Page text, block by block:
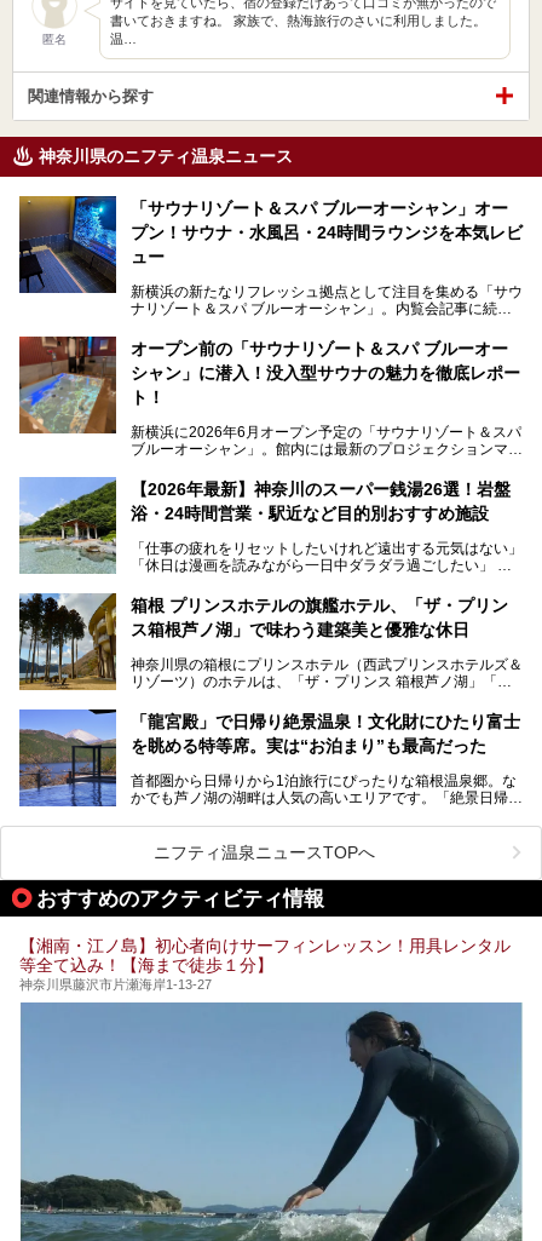
匿名
書いておきますね。 家族で、熱海旅行のさいに利用しました。
温…
関連情報から探す
神奈川県のニフティ温泉ニュース
「サウナリゾート＆スパ ブルーオーシャン」オー
プン！サウナ・水風呂・24時間ラウンジを本気レビ
ュー
新横浜の新たなリフレッシュ拠点として注目を集める「サウ
ナリゾート＆スパ ブルーオーシャン」。内覧会記事に続
す。サウナや水風呂の気持ちよさはもちろん、リラックスス
ペースの過ごしやすさまで徹底チェック。新横浜エリアで日
常の疲れをリセットしたい人、ライブやスポーツ観戦遠征組
は必見です。
オープン前の「サウナリゾート＆スパ ブルーオー
シャン」に潜入！没入型サウナの魅力を徹底レポー
ト！
新横浜に2026年6月オープン予定の「サウナリゾート＆スパ
ブルーオーシャン」。館内には最新のプロジェクションマッ
的な“没入感（イマーシブ）”を体験できます。
今回は、そんな大注目の施設に一足先にお邪魔し、その全貌
を見学させていただきました！
サウナ室の中に咲き誇る桜、魚たちが泳ぐ水風呂、そしてバ
リのビーチを思わせる休憩スペース…。驚きの連続だった館
内の様子をレポートします！
【2026年最新】神奈川のスーパー銭湯26選！岩盤
浴・24時間営業・駅近など目的別おすすめ施設
「仕事の疲れをリセットしたいけれど遠出する元気はない」
「休日は漫画を読みながら一日中ダラダラ過ごしたい」
たい」
そんな「癒やされたい」という願いを叶えてくれるのが、神
神奈川県には、サウナや岩盤浴、一日中遊べるエンタメ施設
など、“非日常”を味わえるスーパー銭湯が数多く揃っていま
う」という人も多いはず。
そこで今回は、神奈川県内の人気施設26選を「安さ」「岩
業」「駅近」など、目的別に厳選して紹介します。
今の気分にぴったりの施設を見つけて、最高のリフレッシュ
箱根 プリンスホテルの旗艦ホテル、「ザ・プリン
ス箱根芦ノ湖」で味わう建築美と優雅な休日
神奈川県の箱根にプリンスホテル（西武プリンスホテルズ＆
リゾーツ）のホテルは、「ザ・プリンス 箱根芦ノ湖」「芦
「箱根仙石原プリンスホテル」と4軒あり、今回ご紹介する
「ザ・プリンス 箱根芦ノ湖」は、その中でもフラッグシッ
プ（旗艦）に位置づけられる特別なホテルです。
昭和の日本を代表する建築家の一人、村野藤吾が芦ノ湖の畔
に建てた桃源郷のようなホテルがここ。自家源泉の温泉や、
提供元：株式会社西武・プリンスホテルズワールドワイド
【PR】
この記事はザ・プリンス 箱根芦ノ湖のPR記事です。
「龍宮殿」で日帰り絶景温泉！文化財にひたり富士
を眺める特等席。実は“お泊まり”も最高だった
首都圏から日帰りから1泊旅行にぴったりな箱根温泉郷。な
かでも芦ノ湖の湖畔は人気の高いエリアです。「絶景日帰り
が楽しめるまさに眺望自慢の日帰り温泉。
そしてここは全24室の「箱根 芦ノ湖畔蛸川温泉 龍宮殿」と
して宿泊もできます。宿泊者は「龍宮殿本館」の営業時間に
加えて、朝6時からの宿泊者専用時間帯にも「龍宮殿本館」
のお風呂が利用できます。
今回は日帰り温泉としての「絶景日帰り温泉 龍宮殿本館
（以下、龍宮殿本館）」と、旅館としての「箱根 芦ノ湖畔
蛸川温泉 龍宮殿（以下、龍宮殿）」の両方の魅力をたっぷ
りお伝えします！
ここは箱根神社、九頭龍神社、白龍神社、箱根元宮と箱根の
4つの神社に囲まれたパワースポットです。
提供元：株式会社西武・プリンスホテルズワールドワイド
この記事は箱根 芦ノ湖畔蛸川温泉 龍宮殿のPR記事です。
ニフティ温泉ニュースTOPへ
おすすめのアクティビティ情報
【湘南・江ノ島】初心者向けサーフィンレッスン！用具レンタル
等全て込み！【海まで徒歩１分】
神奈川県藤沢市片瀬海岸1-13-27